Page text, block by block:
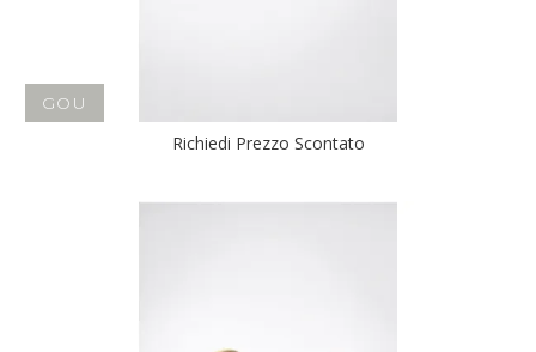
GOU
Richiedi Prezzo Scontato